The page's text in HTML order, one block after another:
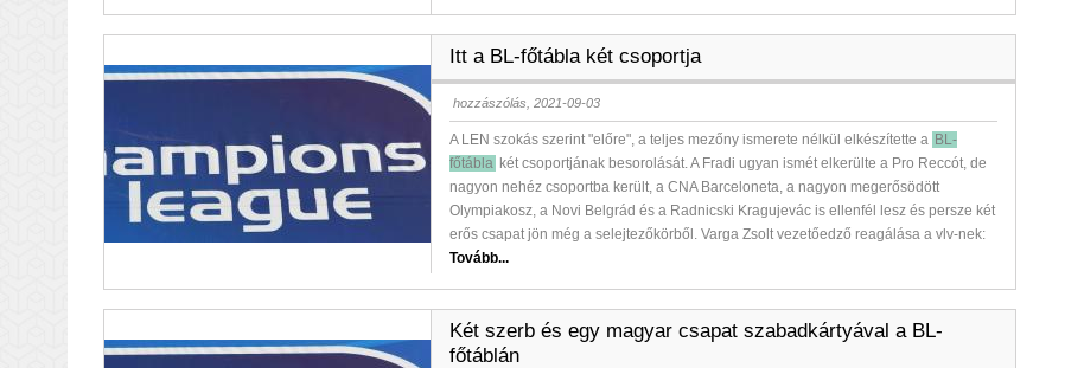
Itt a BL-főtábla két csoportja
hozzászólás, 2021-09-03
A LEN szokás szerint "előre", a teljes mezőny ismerete nélkül elkészítette a BL-
főtábla két csoportjának besorolását. A Fradi ugyan ismét elkerülte a Pro Reccót, de
nagyon nehéz csoportba került, a CNA Barceloneta, a nagyon megerősödött
Olympiakosz, a Novi Belgrád és a Radnicski Kragujevác is ellenfél lesz és persze két
erős csapat jön még a selejtezőkörből. Varga Zsolt vezetőedző reagálása a vlv-nek:
Tovább...
Két szerb és egy magyar csapat szabadkártyával a BL-
főtáblán